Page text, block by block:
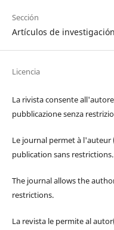
Sección
Artículos de investigación
Licencia
La rivista consente
pubblicazione senza
Le journal permet à l'auteur
publication sans restrictions.
The journal allows the
restrictions.
La revista le permite al